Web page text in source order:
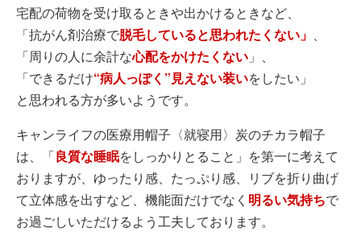
宅配の荷物を受け取るときや出かけるときなど、
「抗がん剤治療で脱毛していると思われたくない」 、
「周りの人に余計な心配をかけたくない 」、
「できるだけ“病人っぽく”見えない装いをしたい」
と思われる方が多いようです。
キャンライフの医療用帽子〈就寝用〉炭のチカラ帽子
は、「良質な睡眠をしっかりとること」を第一に考えて
おりますが、ゆったり感、たっぷり感、リブを折り曲げ
て立体感を出すなど、機能面だけでなく 明るい気持ちで
お過ごしいただけるよう工夫しております。